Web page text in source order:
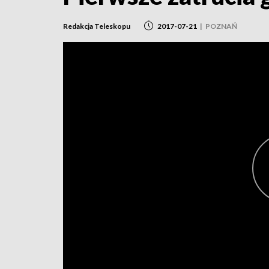
Redakcja Teleskopu 2017-07-21 | POZNAŃ